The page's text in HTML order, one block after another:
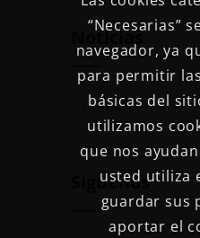
Noticias
Síguenos
“Necesarias”
navegador, ya
para permitir
básicas del
utilizamos
que nos
usted utiliza
guardar sus
aportar el